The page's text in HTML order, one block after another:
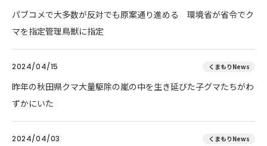
パブコメで大多数が反対でも原案通り進める 環境省が省令でク
マを指定管理鳥獣に指定
2024/04/15 くまもりNews
昨年の秋田県クマ大量駆除の嵐の中を生き延びた子グマたちがわ
ずかにいた
2024/04/03 くまもりNews